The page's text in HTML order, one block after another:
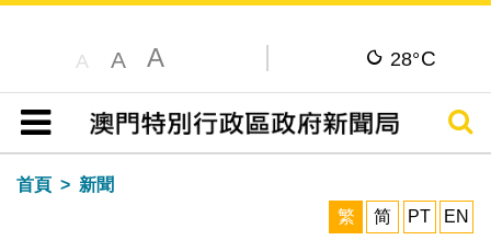
A A A 28°C
目錄
搜尋
首頁
新聞
繁
简 PT EN